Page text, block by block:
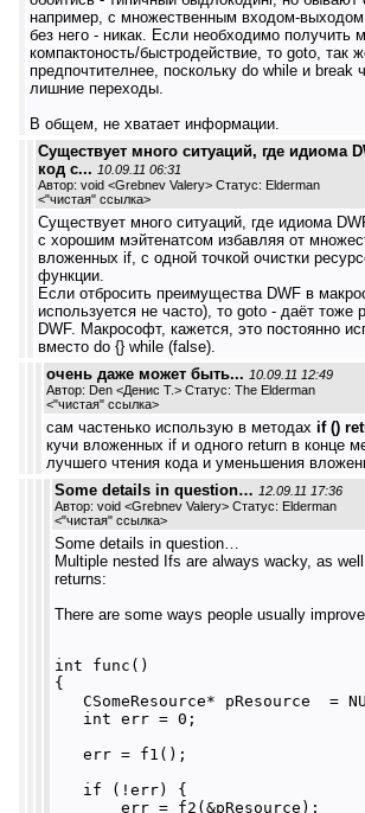
например, с множественным входом-выходом
без него - никак. Если необходимо получить
компактоность/быстродействие, то goto, так
предпочтителнее, поскольку do while и break
лишние переходы.
В общем, не хватает информации.
Существует много ситуаций, где идиома
код с... 10.09.11 06:31
Автор: void <Grebnev Valery> Статус: Elderman
<"чистая" ссылка>
Существует много ситуаций, где идиома
с хорошим мэйтенатсом избавляя от
вложенных if, с одной точкой очистки
функции.
Если отбросить преимущества DWF в
используется не часто), то goto - даёт тоже
DWF. Макрософт, кажется, это постоянно
вместо do {} while (false).
очень даже может быть... 10.09.11 12:49
Автор: Den <Денис Т.> Статус: The Elderman
<"чистая" ссылка>
сам частенько использую в методах if ()
кучи вложенных if и одного return в конце
лучшего чтения кода и уменьшения
Some details in question… 12.09.11 17:36
Автор: void <Grebnev Valery> Статус: Elderman
<"чистая" ссылка>
Some details in question…
Multiple nested Ifs are always wacky, as
returns:
There are some ways people usually
int func()
{
CSomeResource* pResource  =
   int err = 0;
   err = f1();
   if (!err) {
       err = f2(&pResource);